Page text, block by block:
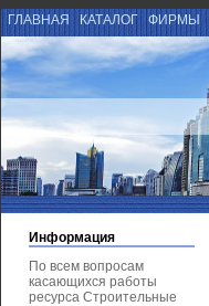
ГЛАВНАЯ КАТАЛОГ ФИРМЫ
Информация
По всем вопросам
касающихся работы
ресурса Строительные